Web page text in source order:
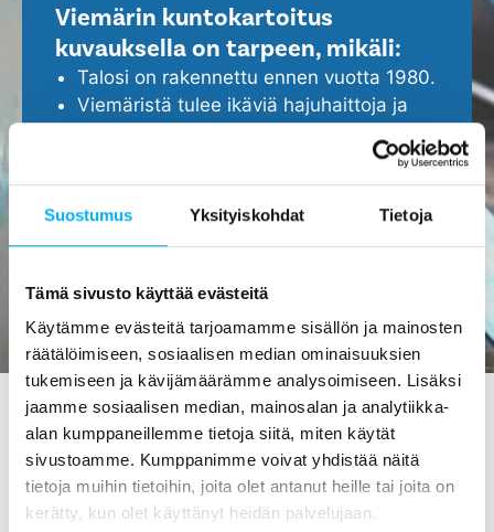
Suostumus Yksityiskohdat Tietoja
Tämä sivusto käyttää evästeitä
Käytämme evästeitä tarjoamamme sisällön ja mainosten
räätälöimiseen, sosiaalisen median ominaisuuksien
tukemiseen ja kävijämäärämme analysoimiseen. Lisäksi
jaamme sosiaalisen median, mainosalan ja analytiikka-
alan kumppaneillemme tietoja siitä, miten käytät
sivustoamme. Kumppanimme voivat yhdistää näitä
tietoja muihin tietoihin, joita olet antanut heille tai joita on
kerätty, kun olet käyttänyt heidän palvelujaan.
Viemärin kuntokartoitus
kuvauksella on tarpeen, mikäli:
Talosi on rakennettu ennen vuotta 1980.
Viemäristä tulee ikäviä hajuhaittoja ja
Epäilet, että viemärissä ei ole kaikki
kunnossa.
Haluat ennakoida ja turvata kotisi
ajoissa, ennen isompien ongelmien
Viemärin kuvaus Iissä - tilaa
maksutta meiltä!